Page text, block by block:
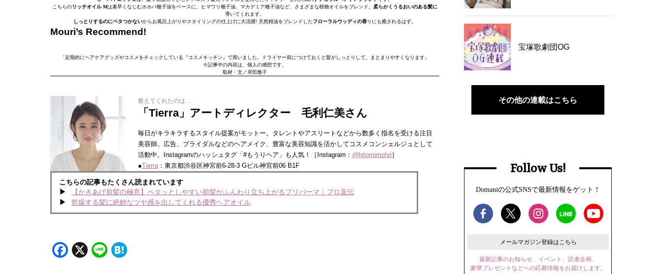
こちらのリッチオイル Mは素早くなじむホホバ種子油をベースに、ヒマワリ種子油、マカデミア種子油など、さまざまな植物オイルをブレンド。 柔らかくうるおいのある髪に
導いてくれます。
しっとりするのにベタつかないからお風呂上がりやスタイリングの仕上げに大活躍! 天然精油をブレンドしたフローラルウッディの香りにも癒されるはず。
Mouri’s Recommend!
「定期的にヘアケアグッズやコスメをチェックしている『コスメキッチン』で買いました。ドライヤー前につけておくと髪がしっとりして、まとまりやすくなります」
※記事中の内容は、個人の感想です。
取材・文／岸田雅子
教えてくれたのは…
「Tierra」アートディレクター 毛利仁美さん
毎日がキラキラするスタイル提案がモットー。タレントやアスリートなどから数多く指名を受ける注目
美容師。広告、ブライダルなどのヘアメイク、豊富な美容知識を活かしてコスメコンシェルジュとして
活動中。Instagramのハッシュタグ「#もうりヘア」も人気！［Instagram： @hitomimohri ］
●Tierra ：東京都渋谷区神宮前6-28-3 Gビル神宮前06 B1F
こちらの記事もたくさん読まれています
【かきあげ前髪の極意】ペタッとしやすい前髪がふんわり立ち上がるプリパーマ｜プロ直伝
乾燥する髪に絶妙なツヤ感を出してくれる優秀ヘアオイル
Facebook
X Line
宝塚歌劇団OG
その他の連載はこちら
Follow Us!
Domaniの公式SNSで最新情報をゲット！
メールマガジン登録はこちら
最新記事のお知らせ、イベント、読者企画、
豪華プレゼントなどへの応募情報をお届けします。